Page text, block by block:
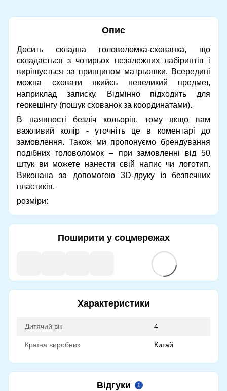
Опис
Досить складна головоломка-схованка, що
складається з чотирьох незалежних лабіринтів і
вирішується за принципом матрьошки. Всередині
можна сховати якийсь невеликий предмет,
наприклад записку. Відмінно підходить для
геокешінгу (пошук схованок за координатами).
В наявності безліч кольорів, тому якщо вам
важливий колір - уточніть це в коментарі до
замовлення. Також ми пропонуємо брендування
подібних головоломок – при замовленні від 50
штук ви можете нанести свій напис чи логотип.
Виконана за допомогою 3D-друку із безпечних
пластиків.
розміри:
Поширити у соцмережах
Характеристики
Дитячий вік 4
Країна виробник Китай
Відгуки 1